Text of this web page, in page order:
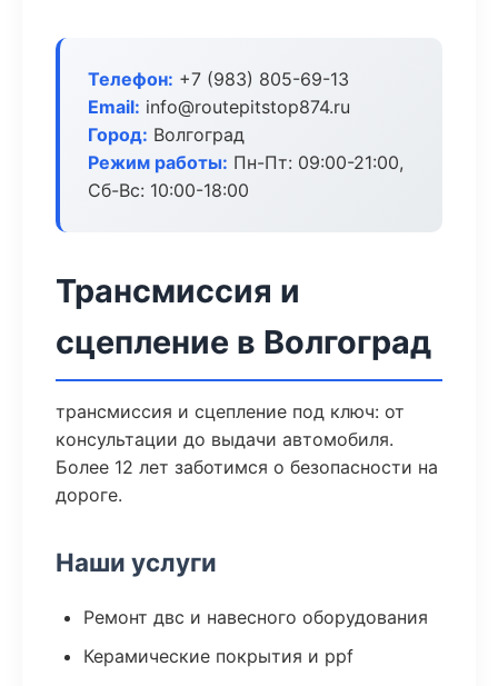
Телефон: +7 (983) 805-69-13
Email: info@routepitstop874.ru
Город: Волгоград
Режим работы: Пн-Пт: 09:00-21:00,
Сб-Вс: 10:00-18:00
Трансмиссия и
сцепление в Волгоград
трансмиссия и сцепление под ключ: от
консультации до выдачи автомобиля.
Более 12 лет заботимся о безопасности на
дороге.
Наши услуги
Ремонт двс и навесного оборудования
Керамические покрытия и ppf